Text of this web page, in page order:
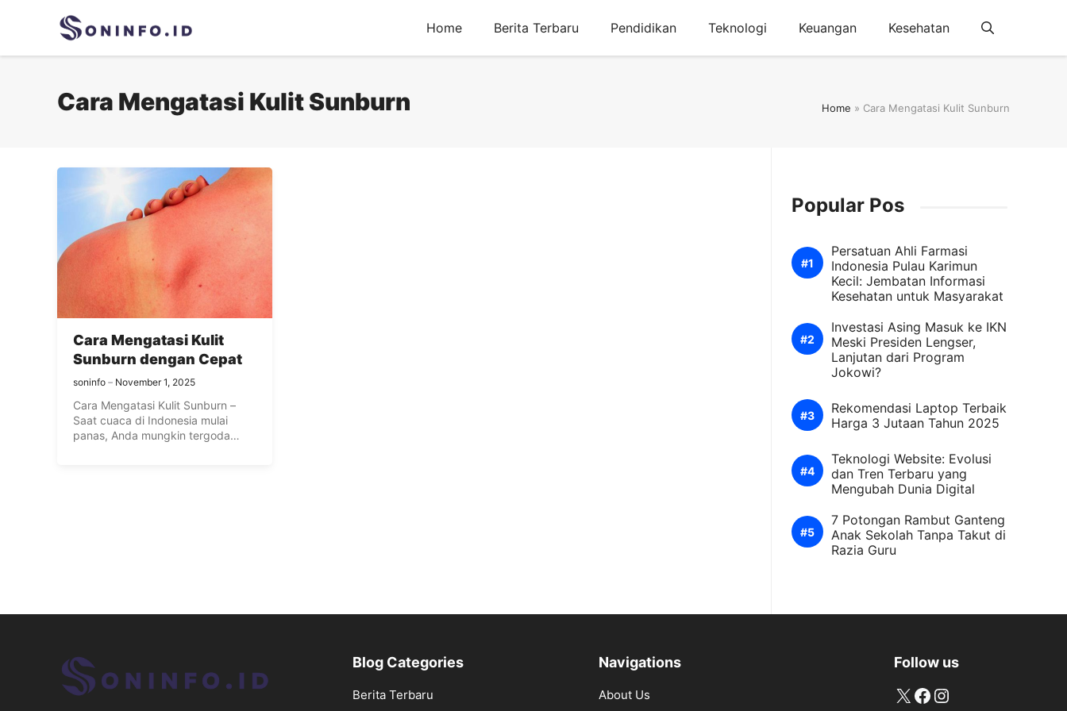
Home Berita Terbaru Pendidikan Teknologi Keuangan Kesehatan
Cara Mengatasi Kulit Sunburn Home » Cara Mengatasi Kulit Sunburn
Cara Mengatasi Kulit
Sunburn dengan Cepat
soninfo November 1, 2025
Cara Mengatasi Kulit Sunburn –
Saat cuaca di Indonesia mulai
panas, Anda mungkin tergoda
Popular Pos
Persatuan Ahli Farmasi
Indonesia Pulau Karimun
Kecil: Jembatan Informasi
Kesehatan untuk Masyarakat
Investasi Asing Masuk ke IKN
Meski Presiden Lengser,
Lanjutan dari Program
Jokowi?
Rekomendasi Laptop Terbaik
Harga 3 Jutaan Tahun 2025
Teknologi Website: Evolusi
dan Tren Terbaru yang
Mengubah Dunia Digital
7 Potongan Rambut Ganteng
Anak Sekolah Tanpa Takut di
Razia Guru
Blog Categories
Berita Terbaru
Navigations
About Us
Follow us
X Facebook
Instagram